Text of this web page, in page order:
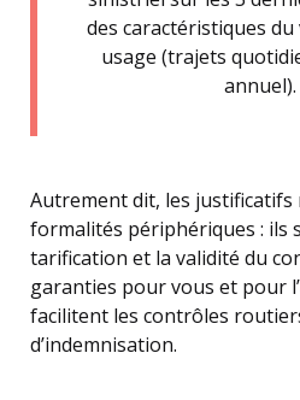
des caractéristiques
usage (trajets
annuel).
Autrement dit, les justificatifs
formalités périphériques : ils
tarification et la validité du
garanties pour vous et pour
facilitent les contrôles
d’indemnisation.